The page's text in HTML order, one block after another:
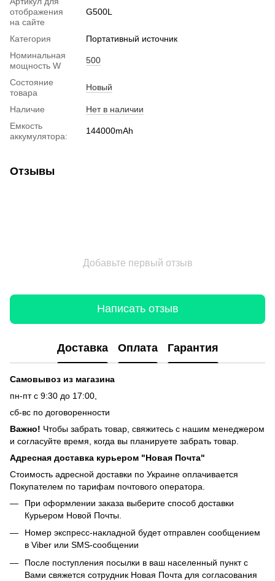
отображения
на сайте
G500L
Категория
Портативный источник
Номинальная
мощность W
500
Состояние
товара
Новый
Наличие
Нет в наличии
Емкость
аккумулятора:
144000mAh
Отзывы
Добавьте первый отзыв
Написать отзыв
Доставка Оплата Гарантия
Самовывоз из магазина
пн-пт с 9:30 до 17:00,
сб-вс по договоренности
Важно! Чтобы забрать товар, свяжитесь с нашим менеджером
и согласуйте время, когда вы планируете забрать товар.
Адресная доставка курьером "Новая Почта"
Стоимость адресной доставки по Украине оплачивается
Покупателем по тарифам почтового оператора.
При оформлении заказа выберите способ доставки
Курьером Новой Почты.
Номер экспресс-накладной будет отправлен сообщением
в Viber или SMS-сообщении
После поступления посылки в ваш населенный пункт с
Вами свяжется сотрудник Новая Почта для согласования